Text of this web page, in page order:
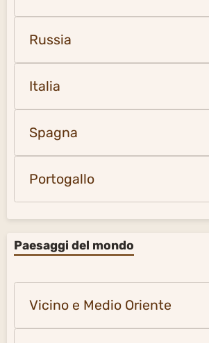
Russia
Italia
Spagna
Portogallo
Paesaggi del mondo
Vicino e Medio Oriente